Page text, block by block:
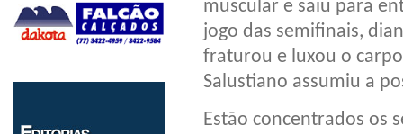
muscular e saiu para
jogo das semifinais,
fraturou e luxou o
Salustiano assumiu a
Estão concentrados os